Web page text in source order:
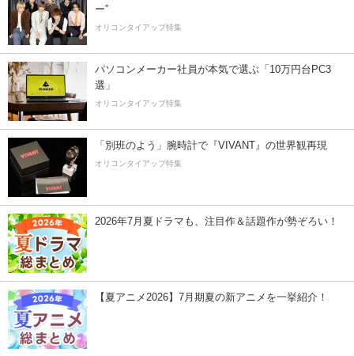
ー”
オリコンタイアップ特集
パソコンメーカー社員が本気で選ぶ「10万円台PC3
選」
オリコンタイアップ特集
「別班のよう」腕時計で『VIVANT』の世界観再現
オリコンタイアップ特集
2026年7月夏ドラマも、注目作＆話題作が勢ぞろい！
【夏アニメ2026】7月期夏の新アニメを一挙紹介！